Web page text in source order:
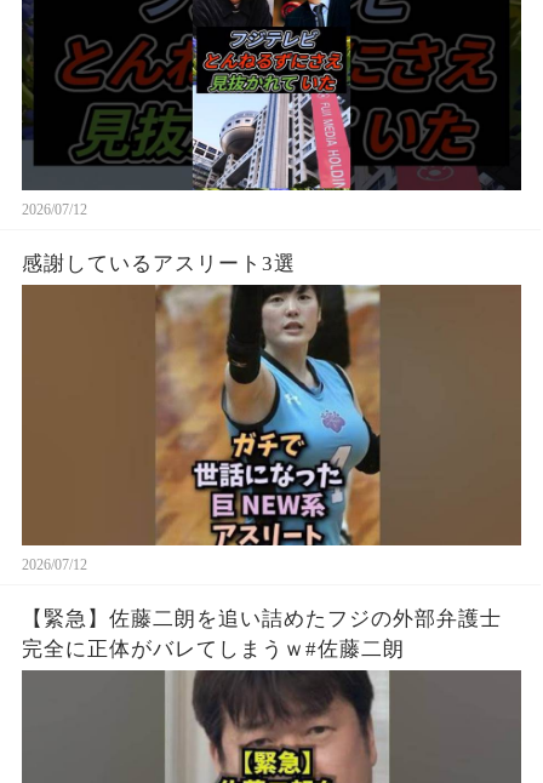
2026/07/12
感謝しているアスリート3選
2026/07/12
【緊急】佐藤二朗を追い詰めたフジの外部弁護士
完全に正体がバレてしまうｗ#佐藤二朗